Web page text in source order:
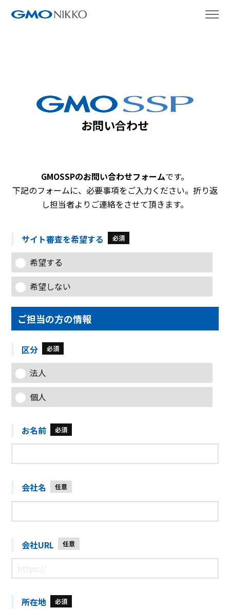
お問い合わせ
GMOSSPのお問い合わせフォームです。
下記のフォームに、必要事項をご入力ください。折り返
し担当者よりご連絡をさせて頂きます。
サイト審査を希望する 必須
希望する
希望しない
ご担当の方の情報
区分 必須
法人
個人
お名前 必須
会社名 任意
会社URL 任意
所在地 必須